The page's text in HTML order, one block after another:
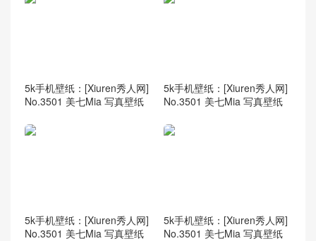
5k手机壁纸：[Xiuren秀人网]
No.3501 美七Mia 写真壁纸
5k手机壁纸：[Xiuren秀人网]
No.3501 美七Mia 写真壁纸
5k手机壁纸：[Xiuren秀人网]
No.3501 美七Mia 写真壁纸
5k手机壁纸：[Xiuren秀人网]
No.3501 美七Mia 写真壁纸